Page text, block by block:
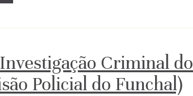
Criminal do
Policial do Funchal)